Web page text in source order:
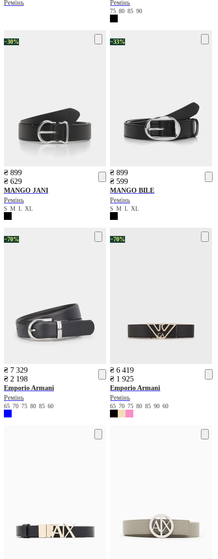
Ремінь Ремінь
75808590
−30%
₴ 899
₴ 629
MANGO JANI
Ремінь
S M L XL
−33%
₴ 899
₴ 599
MANGO BILE
Ремінь
SMLXL
−70%
₴ 7 329
₴ 2 198
Emporio Armani
Ремінь
65 70 75 80 85 60
−70%
₴ 6 419
₴ 1 925
Emporio Armani
Ремінь
65707580859060